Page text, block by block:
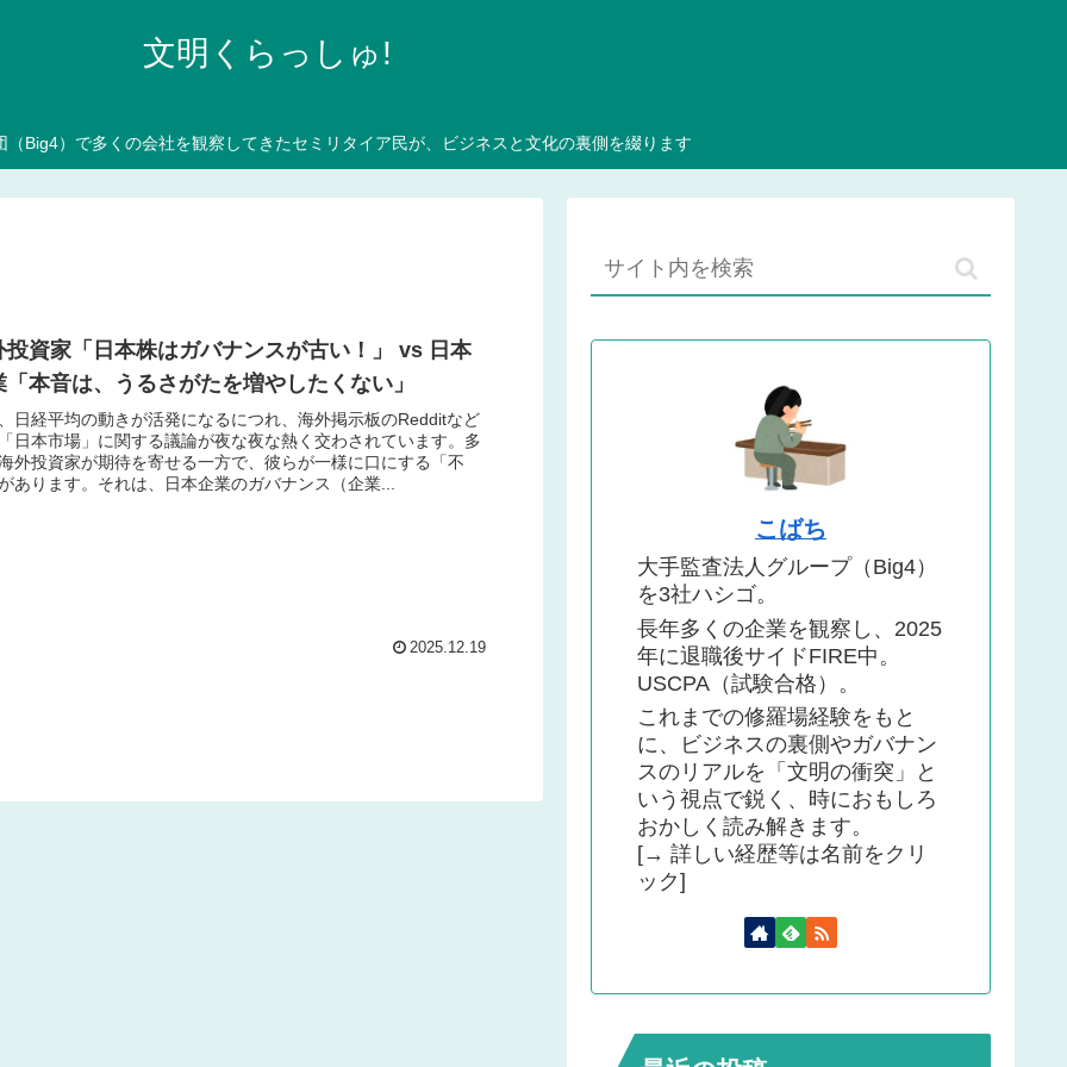
文明くらっしゅ!
（Big4）で多くの会社を観察してきたセミリタイア民が、ビジネスと文化の裏側を綴ります
投資家「日本株はガバナンスが古い！」 vs 日本
「本音は、うるさがたを増やしたくない」
日経平均の動きが活発になるにつれ、海外掲示板のRedditなど
日本市場」に関する議論が夜な夜な熱く交わされています。多
外投資家が期待を寄せる一方で、彼らが一様に口にする「不
あります。それは、日本企業のガバナンス（企業...
2025.12.19
こばち
大手監査法人グループ（Big4）
を3社ハシゴ。
長年多くの企業を観察し、2025
年に退職後サイドFIRE中。
USCPA（試験合格）。
これまでの修羅場経験をもと
に、ビジネスの裏側やガバナン
スのリアルを「文明の衝突」と
いう視点で鋭く、時におもしろ
おかしく読み解きます。
[→ 詳しい経歴等は名前をクリ
ック]